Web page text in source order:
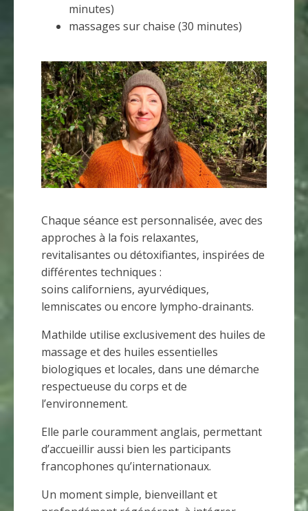
minutes)
massages sur chaise (30 minutes)
Chaque séance est personnalisée, avec des
approches à la fois relaxantes,
revitalisantes ou détoxifiantes, inspirées de
différentes techniques :
soins californiens, ayurvédiques,
lemniscates ou encore lympho-drainants.
Mathilde utilise exclusivement des huiles de
massage et des huiles essentielles
biologiques et locales, dans une démarche
respectueuse du corps et de
l’environnement.
Elle parle couramment anglais, permettant
d’accueillir aussi bien les participants
francophones qu’internationaux.
Un moment simple, bienveillant et